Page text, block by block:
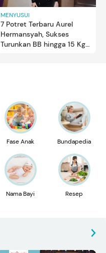
MENYUSUI
7 Potret Terbaru Aurel
Hermansyah, Sukses
Turunkan BB hingga 15 Kg
Fase Anak Bundapedia
Nama Bayi Resep